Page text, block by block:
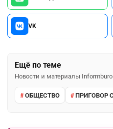
VK
Ещё по теме
Новости и материалы
ОБЩЕСТВО ПРИГОВОР